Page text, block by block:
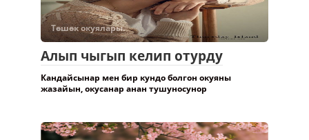
Төшөк окуялары.
Алып чыгып келип отурду
Кандайсынар мен бир кундо болгон окуяны
жазайын, окусанар анан тушуносунор